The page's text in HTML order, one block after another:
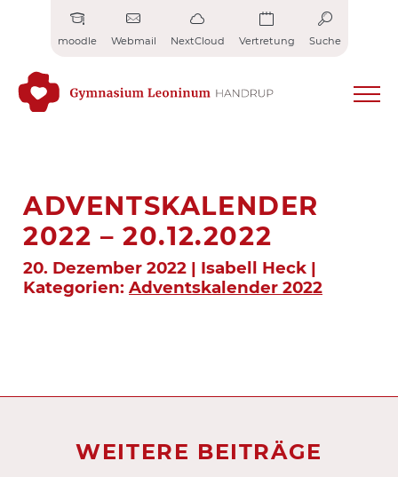
moodle Webmail NextCloud Vertretung Suche
ADVENTSKALENDER
2022 – 20.12.2022
20. Dezember 2022 | Isabell Heck |
Kategorien: Adventskalender 2022
WEITERE BEITRÄGE